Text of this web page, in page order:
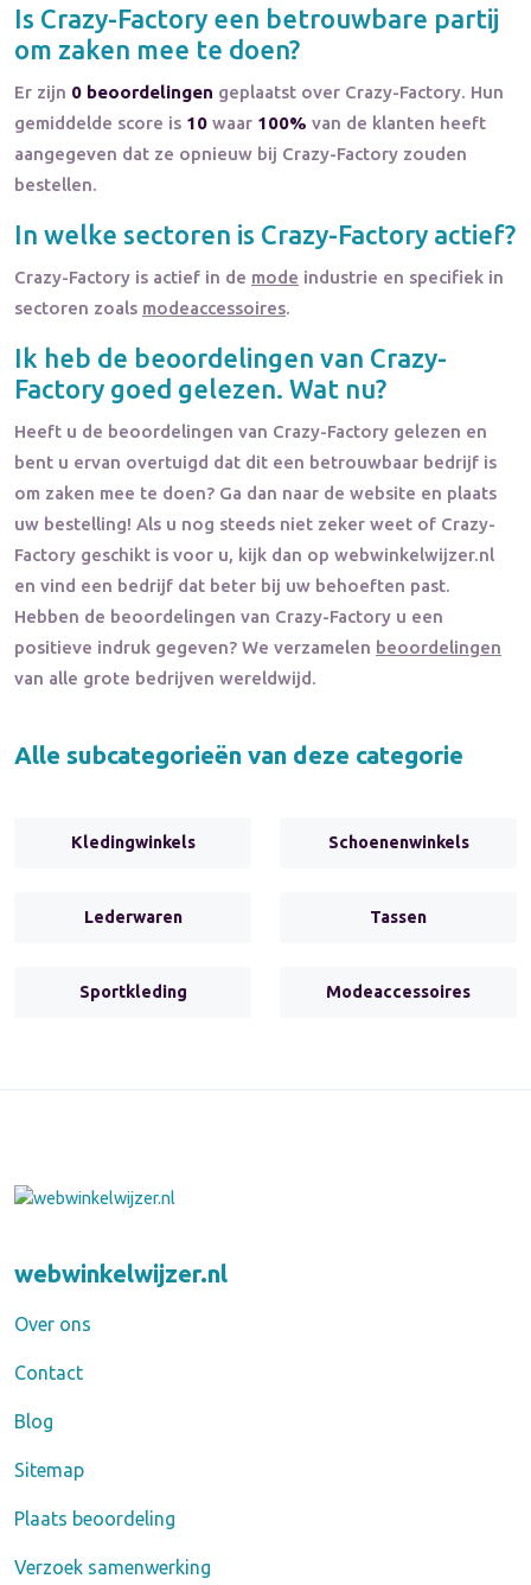
Is Crazy-Factory een betrouwbare partij
om zaken mee te doen?
Er zijn 0 beoordelingen geplaatst over Crazy-Factory. Hun
gemiddelde score is 10 waar 100% van de klanten heeft
aangegeven dat ze opnieuw bij Crazy-Factory zouden
bestellen.
In welke sectoren is Crazy-Factory actief?
Crazy-Factory is actief in de mode industrie en specifiek in
sectoren zoals modeaccessoires.
Ik heb de beoordelingen van Crazy-
Factory goed gelezen. Wat nu?
Heeft u de beoordelingen van Crazy-Factory gelezen en
bent u ervan overtuigd dat dit een betrouwbaar bedrijf is
om zaken mee te doen? Ga dan naar de website en plaats
uw bestelling! Als u nog steeds niet zeker weet of Crazy-
Factory geschikt is voor u, kijk dan op webwinkelwijzer.nl
en vind een bedrijf dat beter bij uw behoeften past.
Hebben de beoordelingen van Crazy-Factory u een
positieve indruk gegeven? We verzamelen beoordelingen
van alle grote bedrijven wereldwijd.
Alle subcategorieën van deze categorie
Kledingwinkels Schoenenwinkels
Lederwaren Tassen
Sportkleding Modeaccessoires
webwinkelwijzer.nl
Over ons
Contact
Blog
Sitemap
Plaats beoordeling
Verzoek samenwerking